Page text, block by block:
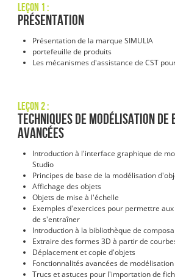
Leçon 1 :
Présentation
Présentation de la marque SIMULIA
portefeuille de produits
Les mécanismes d'assistance de CST
Leçon 2 :
Techniques de modélisation de
avancées
Introduction à l'interface graphique de
Studio
Principes de base de la modélisation
Affichage des objets
Objets de mise à l'échelle
Exemples d'exercices pour permettre
de s'entraîner
Introduction à la bibliothèque de
Extraire des formes 3D à partir de
Déplacement et copie d'objets
Fonctionnalités avancées de modélisation
Trucs et astuces pour l'importation de